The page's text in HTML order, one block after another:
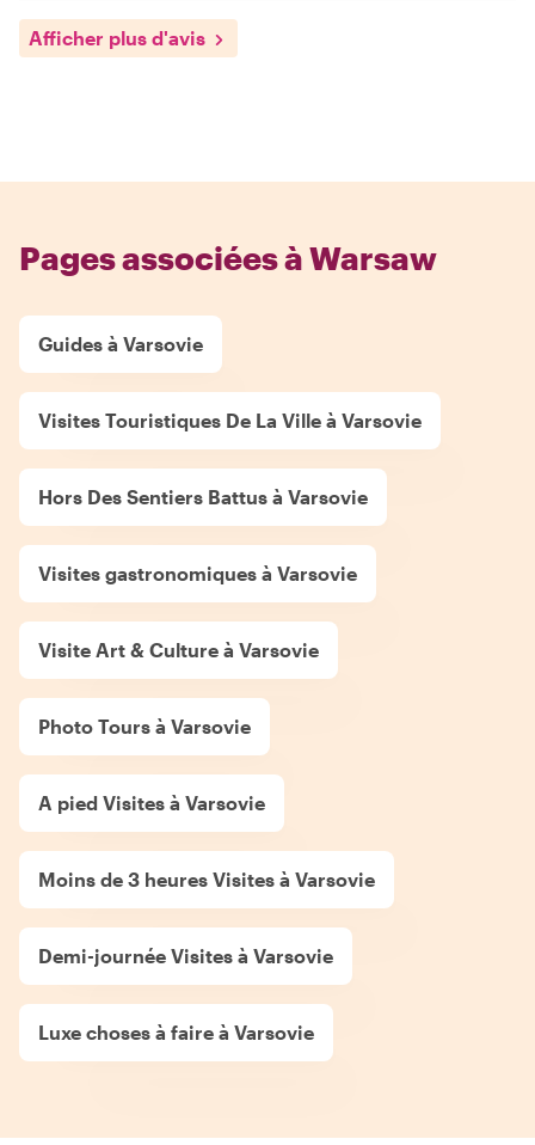
Afficher plus d'avis
Pages associées à Warsaw
Guides à Varsovie
Visites Touristiques De La Ville à Varsovie
Hors Des Sentiers Battus à Varsovie
Visites gastronomiques à Varsovie
Visite Art & Culture à Varsovie
Photo Tours à Varsovie
A pied Visites à Varsovie
Moins de 3 heures Visites à Varsovie
Demi-journée Visites à Varsovie
Luxe choses à faire à Varsovie